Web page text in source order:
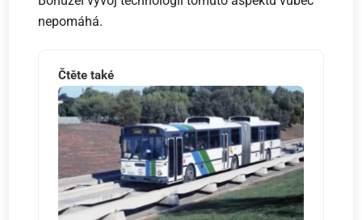
nepomáhá.
Čtěte také